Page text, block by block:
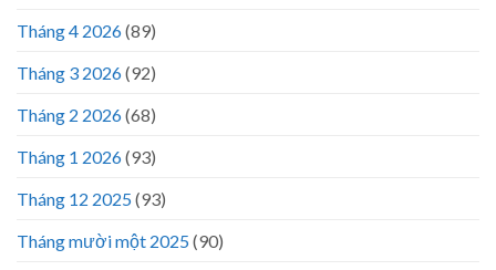
Tháng 4 2026(89)
Tháng 3 2026(92)
Tháng 2 2026(68)
Tháng 1 2026(93)
Tháng 12 2025(93)
Tháng mười một 2025(90)